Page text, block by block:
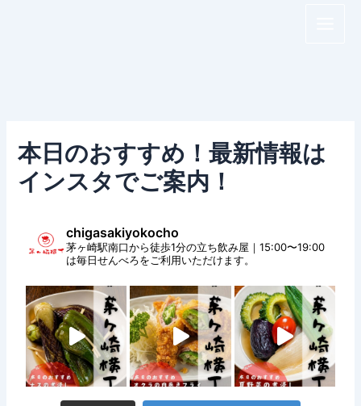
本日のおすすめ！最新情報は
インスタでご案内！
chigasakiyokocho
茅ヶ崎駅南口から徒歩1分の立ち飲み屋｜15:00〜19:00
は毎日せんべろをご利用いただけます。